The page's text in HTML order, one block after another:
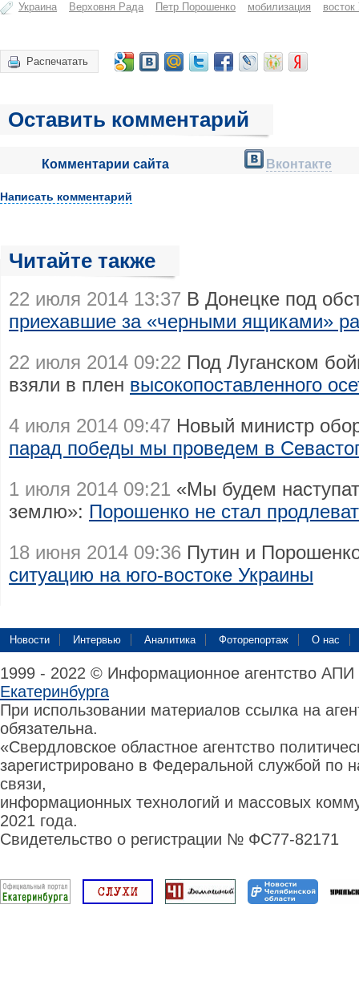
Украина Верховня Рада Петр Порошенко мобилизация
Распечатать
Оставить комментарий
Комментарии сайта Вконтакте
Написать комментарий
Читайте также
22 июля 2014 13:37 В Донецке под
приехавшие за «черными ящиками»
22 июля 2014 09:22 Под Луганском
взяли в плен высокопоставленного
4 июля 2014 09:47 Новый министр
парад победы мы проведем в
1 июля 2014 09:21 «Мы будем
землю»: Порошенко не стал
18 июня 2014 09:36 Путин и
ситуацию на юго-востоке Украины
Новости Интервью Аналитика Фоторепортаж О нас
1999 - 2022 © Информационное агентство
Екатеринбурга
При использовании материалов ссылка на
обязательна.
«Свердловское областное агентство
зарегистрировано в Федеральной службой по
связи,
информационных технологий и массовых
2021 года.
Свидетельство о регистрации № ФС77-82171